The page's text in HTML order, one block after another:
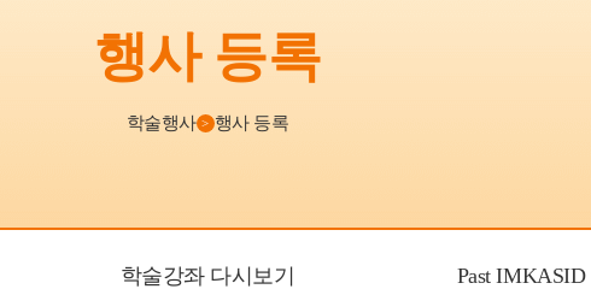
교육자료실 정책/보험
행사 등록
학술행사 > 행사 등록
학술강좌 다시보기 Past IMKASID